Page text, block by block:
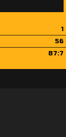
1
56
87:7